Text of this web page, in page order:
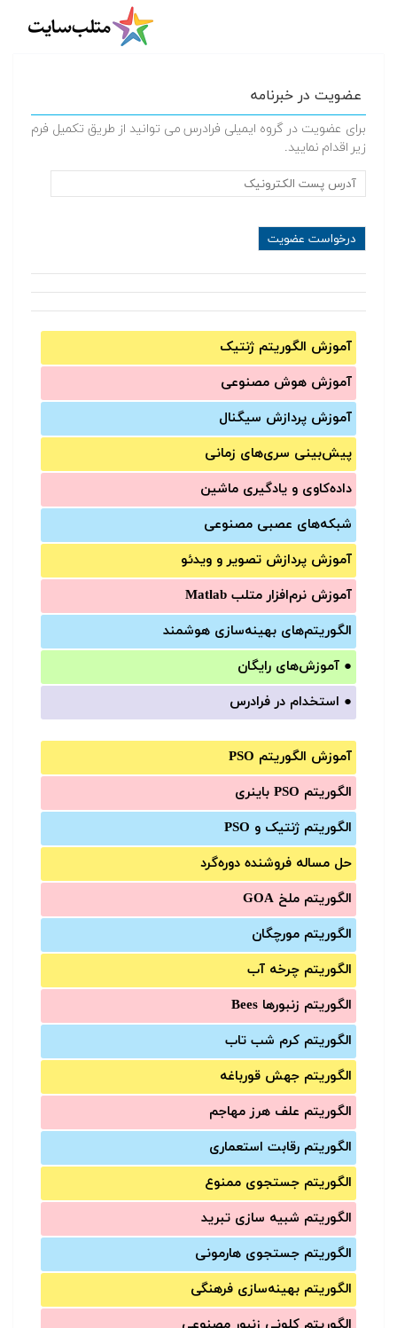
عضویت در خبرنامه
برای عضویت در گروه ایمیلی فرادرس می توانید از طریق تکمیل فرم
زیر اقدام نمایید.
آموزش الگوریتم ژنتیک
آموزش‌ هوش مصنوعی
آموزش‌ پردازش سیگنال
پیش‌‌بینی سری‌‌های زمانی
داده‌کاوی و یادگیری ماشین
شبکه‌های عصبی مصنوعی
آموزش‌ پردازش تصویر و ویدئو
آموزش‌ نرم‌افزار متلب Matlab
الگوریتم‌های بهینه‌سازی هوشمند
● آموزش‌های رایگان
● استخدام در فرادرس
آموزش الگوریتم PSO
الگوریتم PSO باینری
الگوریتم ژنتیک و PSO
حل مساله فروشنده دوره‌گرد
الگوریتم ملخ GOA
الگوریتم مورچگان
الگوریتم چرخه آب
الگوریتم زنبورها Bees
الگوریتم کرم شب تاب
الگوریتم جهش قورباغه
الگوریتم علف هرز مهاجم
الگوریتم رقابت استعماری
الگوریتم جستجوی ممنوع
الگوریتم شبیه سازی تبرید
الگوریتم جستجوی هارمونی
الگوریتم بهینه‌سازی فرهنگی